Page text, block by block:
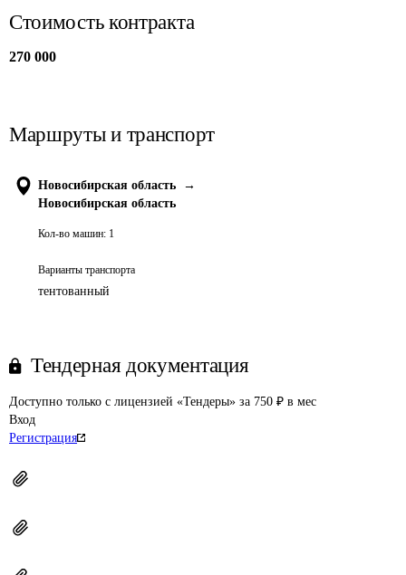
Стоимость контракта
270 000
Маршруты и транспорт
Новосибирская область
→
Новосибирская область
Кол-во машин: 1
Варианты транспорта
тентованный
Тендерная документация
Доступно только с лицензией «Тендеры» за 750 ₽ в мес
Вход
Регистрация